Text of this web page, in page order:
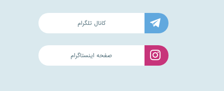
کانال تلگرام
صفحه اینستاگرام